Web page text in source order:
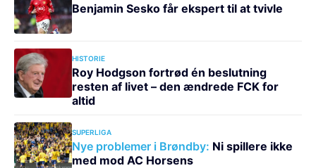
Benjamin Sesko får ekspert til at tvivle
HISTORIE
Roy Hodgson fortrød én beslutning
resten af livet – den ændrede FCK for
altid
SUPERLIGA
Nye problemer i Brøndby: Ni spillere ikke
med mod AC Horsens